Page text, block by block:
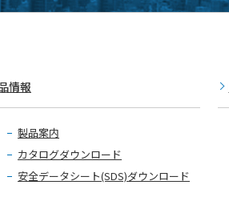
情報
製品案内
カタログダウンロード
安全データシート(SDS)ダウンロード